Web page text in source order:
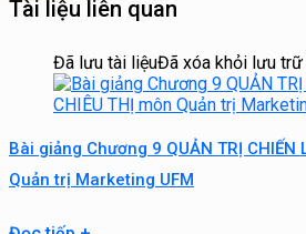
Tài liệu liên quan
Đã lưu tài liệuĐã xóa khỏi lưu trữ
Bài giảng Chương 9 QUẢN TRỊ CHIẾN
Quản trị Marketing UFM